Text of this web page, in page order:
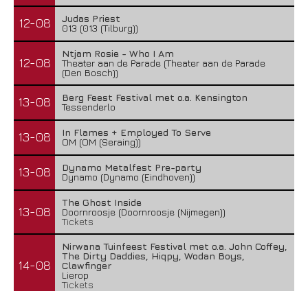
12-08
Judas Priest
013 (013 (Tilburg))
12-08
Ntjam Rosie - Who I Am
Theater aan de Parade (Theater aan de Parade
(Den Bosch))
13-08
Berg Feest Festival met o.a. Kensington
Tessenderlo
13-08
In Flames + Employed To Serve
OM (OM (Seraing))
13-08
Dynamo Metalfest Pre-party
Dynamo (Dynamo (Eindhoven))
13-08
The Ghost Inside
Doornroosje (Doornroosje (Nijmegen))
Tickets
14-08
Nirwana Tuinfeest Festival met o.a. John Coffey,
The Dirty Daddies, Hiqpy, Wodan Boys,
Clawfinger
Lierop
Tickets